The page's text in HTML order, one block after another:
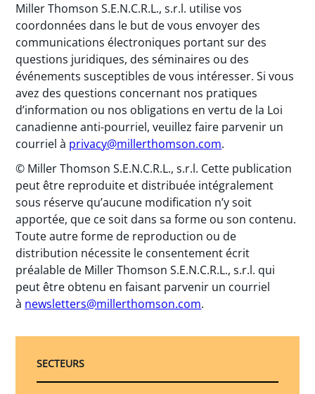
Miller Thomson S.E.N.C.R.L., s.r.l. utilise vos
coordonnées dans le but de vous envoyer des
communications électroniques portant sur des
questions juridiques, des séminaires ou des
événements susceptibles de vous intéresser. Si vous
avez des questions concernant nos pratiques
d’information ou nos obligations en vertu de la Loi
canadienne anti-pourriel, veuillez faire parvenir un
courriel à privacy@millerthomson.com.
© Miller Thomson S.E.N.C.R.L., s.r.l. Cette publication
peut être reproduite et distribuée intégralement
sous réserve qu’aucune modification n’y soit
apportée, que ce soit dans sa forme ou son contenu.
Toute autre forme de reproduction ou de
distribution nécessite le consentement écrit
préalable de Miller Thomson S.E.N.C.R.L., s.r.l. qui
peut être obtenu en faisant parvenir un courriel
à newsletters@millerthomson.com.
SECTEURS